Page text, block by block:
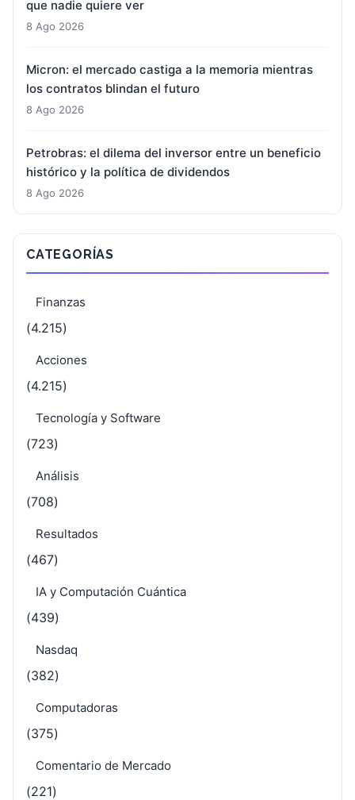
que nadie quiere ver
8 Ago 2026
Micron: el mercado castiga a la memoria mientras
los contratos blindan el futuro
8 Ago 2026
Petrobras: el dilema del inversor entre un beneficio
histórico y la política de dividendos
8 Ago 2026
CATEGORÍAS
Finanzas
(4.215)
Acciones
(4.215)
Tecnología y Software
(723)
Análisis
(708)
Resultados
(467)
IA y Computación Cuántica
(439)
Nasdaq
(382)
Computadoras
(375)
Comentario de Mercado
(221)